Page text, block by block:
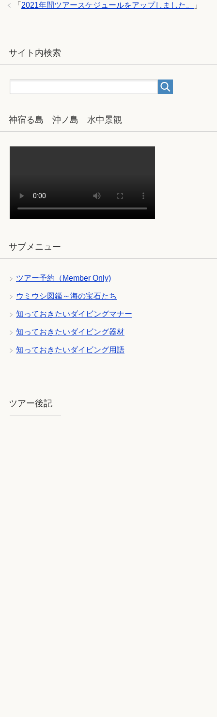
「 2021年間ツアースケジュールをアップしました。 」
サイト内検索
神宿る島 沖ノ島 水中景観
サブメニュー
ツアー予約（Member Only)
ウミウシ図鑑～海の宝石たち
知っておきたいダイビングマナー
知っておきたいダイビング器材
知っておきたいダイビング用語
ツアー後記